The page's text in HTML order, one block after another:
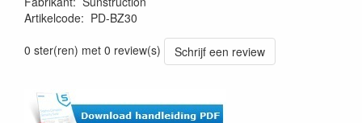
Artikelcode: PD-BZ30
0 ster(ren) met 0 review(s)
Schrijf een review